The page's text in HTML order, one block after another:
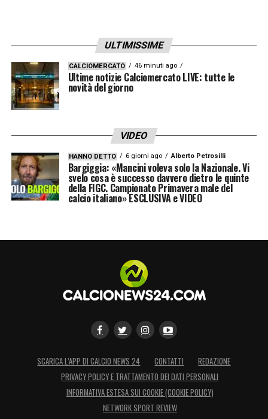
Ipswich Town 0-4(1′ Isak, 32′ Murphy,
45’+2′, 54′ Isak)
Brentford-Nottingham Forest 0-2(38′ Ola
Aina, 51′ Elanga)
Crystal Palace-Arsenal 1-5
Jesus, 11′ Sarr [CP], 14′ Gabriel Jesus, 38′
Havertz, 60′ Martinelli, 84′ Rice)
LA PLAYLIST DELLE NOSTRE TOP NEWS
ULTIMISSIME
CALCIOMERCATO 46 minuti ago
Ultime notizie Calciomercato LIVE: tutte le
novità del giorno
VIDEO
HANNO DETTO 6 giorni ago Alberto Petrosilli
Bargiggia: «Mancini voleva solo la Nazionale. Vi
svelo cosa è successo davvero dietro le quinte
della FIGC. Campionato Primavera male del
calcio italiano» ESCLUSIVA e VIDEO
SCARICA L’APP DI CALCIO NEWS 24 CONTATTI
REDAZIONE
PRIVACY POLICY E TRATTAMENTO DEI DATI PERSONALI
INFORMATIVA ESTESA SUI COOKIE (COOKIE POLICY)
NETWORK SPORT REVIEW